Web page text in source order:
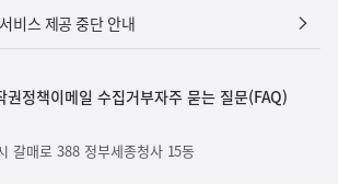
비스 제공 중단 안내
권정책이메일 수집거부자주 묻는 질문(FAQ)
갈매로 388 정부세종청사 15동